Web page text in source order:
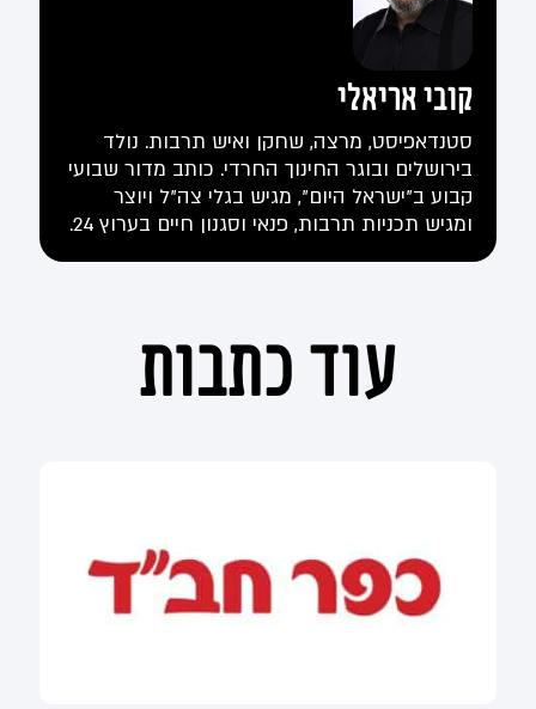
קובי אריאלי
סטנדאפיסט, מרצה, שחקן ואיש תרבות. נולד
בירושלים ובוגר החינוך החרדי. כותב מדור שבועי
קבוע ב"ישראל היום", מגיש בגלי צה"ל ויוצר
ומגיש תכניות תרבות, פנאי וסגנון חיים בערוץ 24.
עוד כתבות